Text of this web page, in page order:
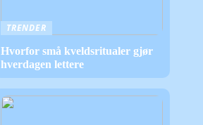
TRENDER
Hvorfor små kveldsritualer gjør
hverdagen lettere